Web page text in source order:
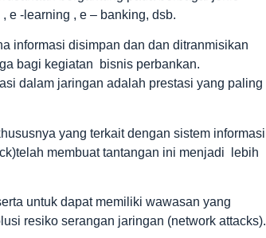
e -learning , e – banking, dsb.
informasi disimpan dan dan ditranmisikan
bagi kegiatan bisnis perbankan.
dalam jaringan adalah prestasi yang paling
yang terkait dengan sistem informasi
membuat tantangan ini menjadi lebih
untuk dapat memiliki wawasan yang
resiko serangan jaringan (network attacks).